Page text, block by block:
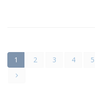
1 2 3 4 5